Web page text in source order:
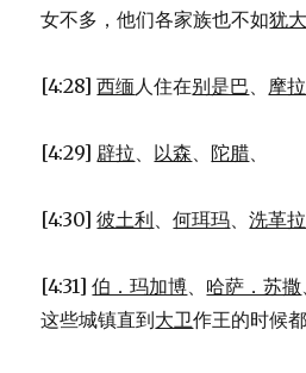
女不多，他们各家族也不如犹
[4:28]西缅人住在别是巴、 摩
[4:29] 辟拉、 以森、 陀腊、
[4:30]彼土利、何珥玛、洗革拉
[4:31]伯．玛加博、 哈萨．苏撒
这些城镇直到大卫作王的时候